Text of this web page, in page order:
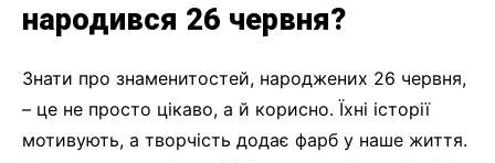
народився 26 червня?
Знати про знаменитостей, народжених 26 червня,
– це не просто цікаво, а й корисно. Їхні історії
мотивують, а творчість додає фарб у наше життя.